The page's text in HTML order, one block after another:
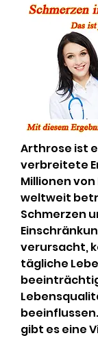
Arthrose ist
verbreitete
Millionen
weltweit
Schmerzen
verursacht,
tägliche
gibt es eine